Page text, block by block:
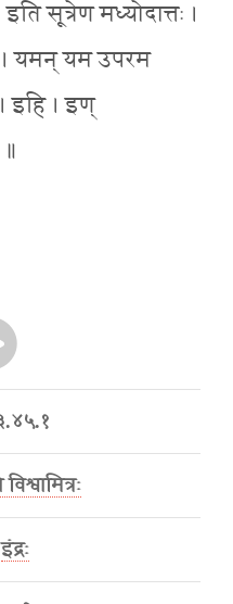
सूत्रेण मध्योदात्तः ।
। यमन् यम उपरम
इहि । इण्
इंद्रः